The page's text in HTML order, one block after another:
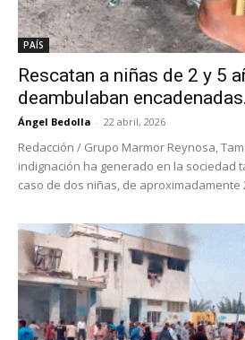
PAÍS
Rescatan a niñas de 2 y 5
deambulaban
Ángel Bedolla - 22 abril, 2026
Redacción / Grupo Marmor Reynosa,
indignación ha generado en la sociedad
caso de dos niñas, de aproximadamente